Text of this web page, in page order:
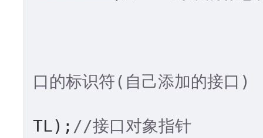
口的标识符(自己添加的接口)
TL); //接口对象指针